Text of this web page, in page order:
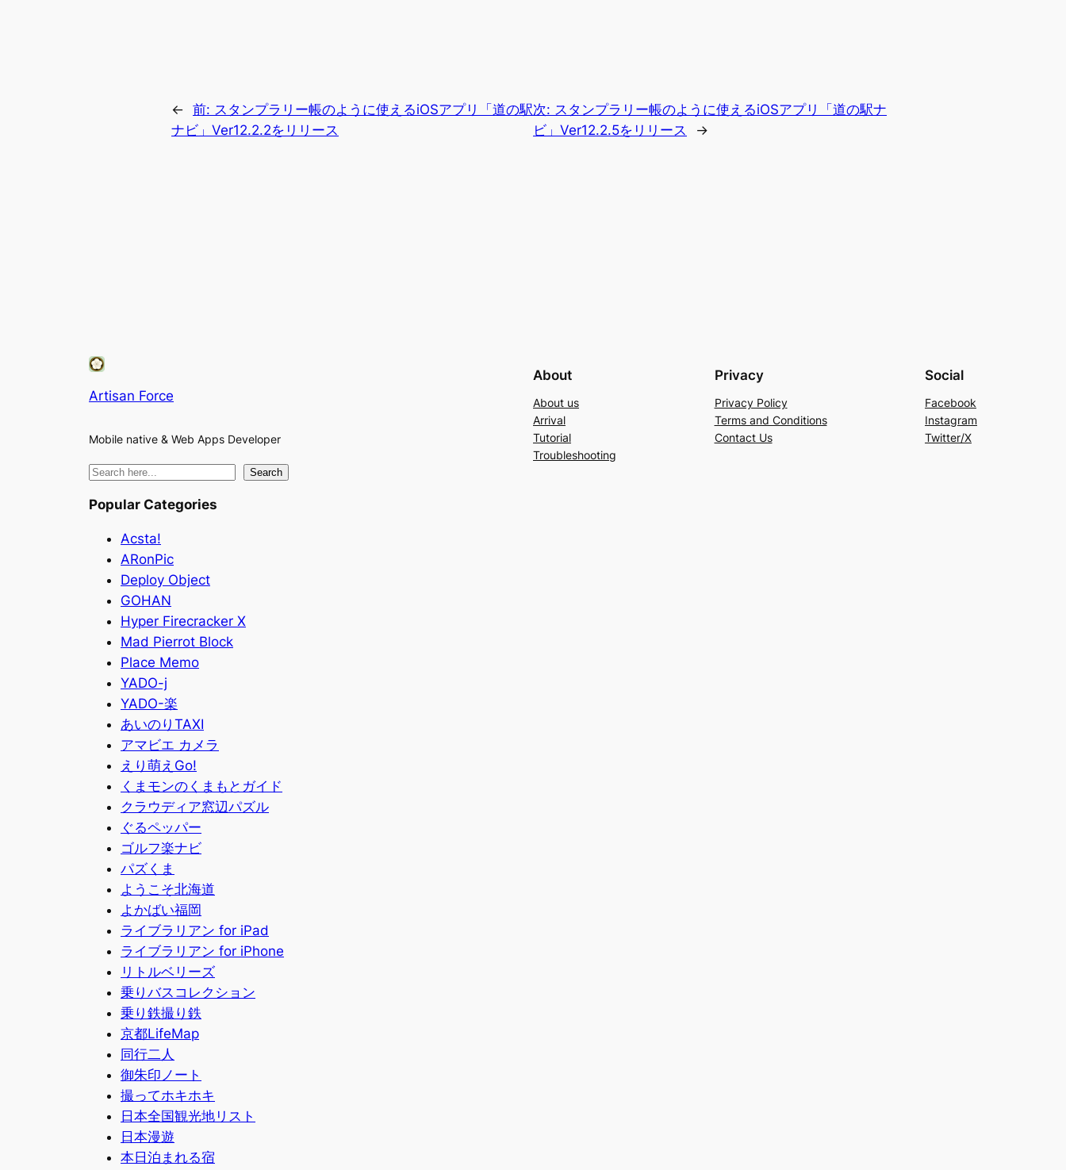
← 前: スタンプラリー帳のように使えるiOSアプリ「道の駅
ナビ」Ver12.2.2をリリース
次: スタンプラリー帳のように使えるiOSアプリ「道の駅ナ
ビ」Ver12.2.5をリリース
→
Artisan Force
Mobile native & Web Apps Developer
About
About us
Arrival
Tutorial
Troubleshooting
Privacy
Privacy Policy
Terms and Conditions
Contact Us
Social
Facebook
Instagram
Twitter/X
検
Search
Popular Categories
Acsta!
ARonPic
Deploy Object
GOHAN
Hyper Firecracker X
Mad Pierrot Block
Place Memo
YADO-j
YADO-楽
あいのりTAXI
アマビエ カメラ
えり萌えGo!
くまモンのくまもとガイド
クラウディア窓辺パズル
ぐるペッパー
ゴルフ楽ナビ
パズくま
ようこそ北海道
よかばい福岡
ライブラリアン for iPad
ライブラリアン for iPhone
リトルベリーズ
乗りバスコレクション
乗り鉄撮り鉄
京都LifeMap
同行二人
御朱印ノート
撮ってホキホキ
日本全国観光地リスト
日本漫遊
本日泊まれる宿